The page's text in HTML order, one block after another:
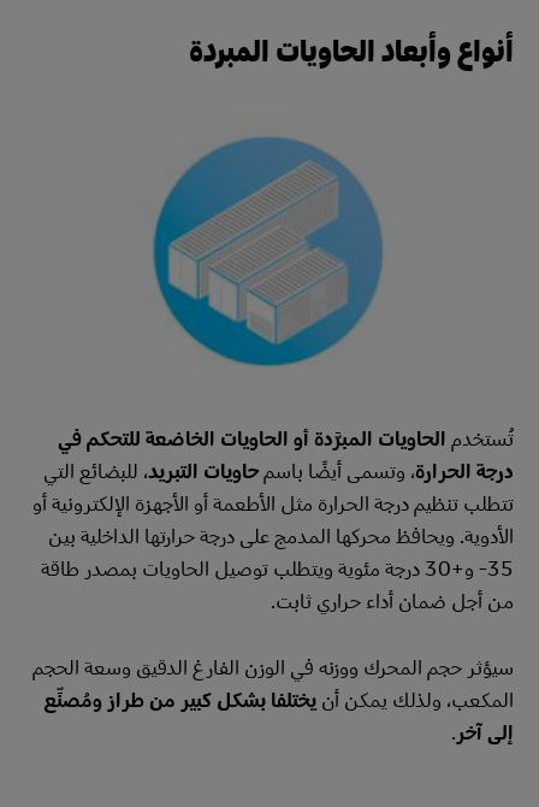
أنواع وأبعاد الحاويات المبردة
تُستخدمالحاويات المبرَّدة أو الحاويات الخاضعة للتحكم في
درجة الحرارة، وتسمى أيضًا باسمحاويات التبريد، للبضائع التي
تتطلب تنظيم درجة الحرارة مثل الأطعمة أو الأجهزة الإلكترونية أو
الأدوية. ويحافظ محركها المدمج على درجة حرارتها الداخلية بين
‎-35 و+30 درجة مئوية ويتطلب توصيل الحاويات بمصدر طاقة
من أجل ضمان أداء حراري ثابت.
سيؤثر حجم المحرك ووزنه في الوزن الفارغ الدقيق وسعة الحجم
المكعب، ولذلك يمكن أنيختلفا بشكل كبير من طراز ومُصنِّع
إلى آخر.